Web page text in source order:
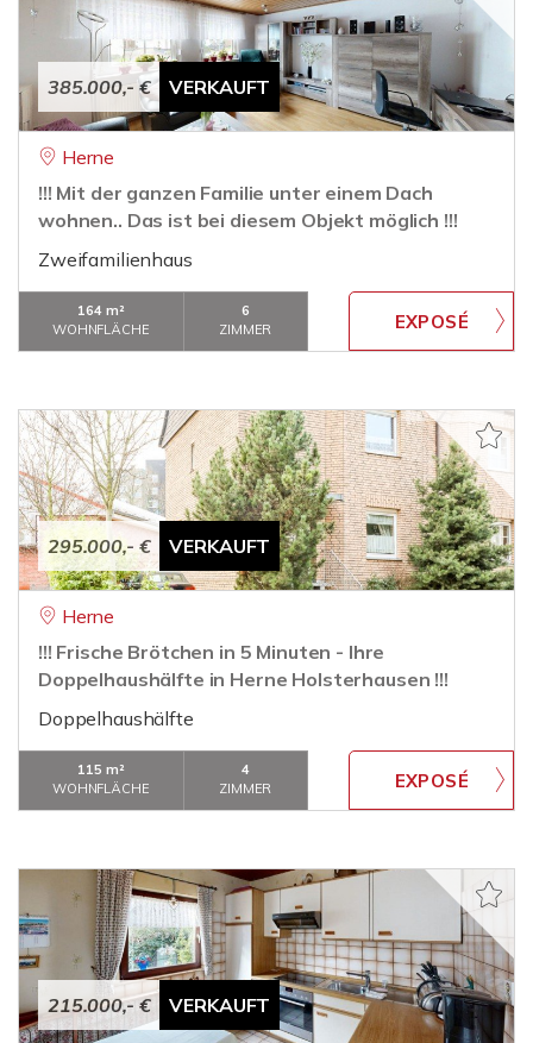
385.000,- € VERKAUFT
Herne
!!! Mit der ganzen Familie unter einem Dach
wohnen.. Das ist bei diesem Objekt möglich !!!
Zweifamilienhaus
164 m²
WOHNFLÄCHE
6
ZIMMER
295.000,- € VERKAUFT
Herne
!!! Frische Brötchen in 5 Minuten - Ihre
Doppelhaushälfte in Herne Holsterhausen !!!
Doppelhaushälfte
115 m²
WOHNFLÄCHE
4
ZIMMER
215.000,- € VERKAUFT